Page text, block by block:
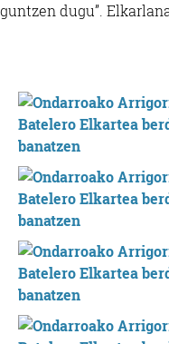
dugu”.